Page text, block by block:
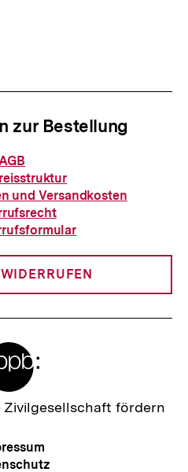
zur Bestellung
Informationen
zur
Bestellung
und Versandkosten
Zivilgesellschaft fördern
Meta-
Navigation